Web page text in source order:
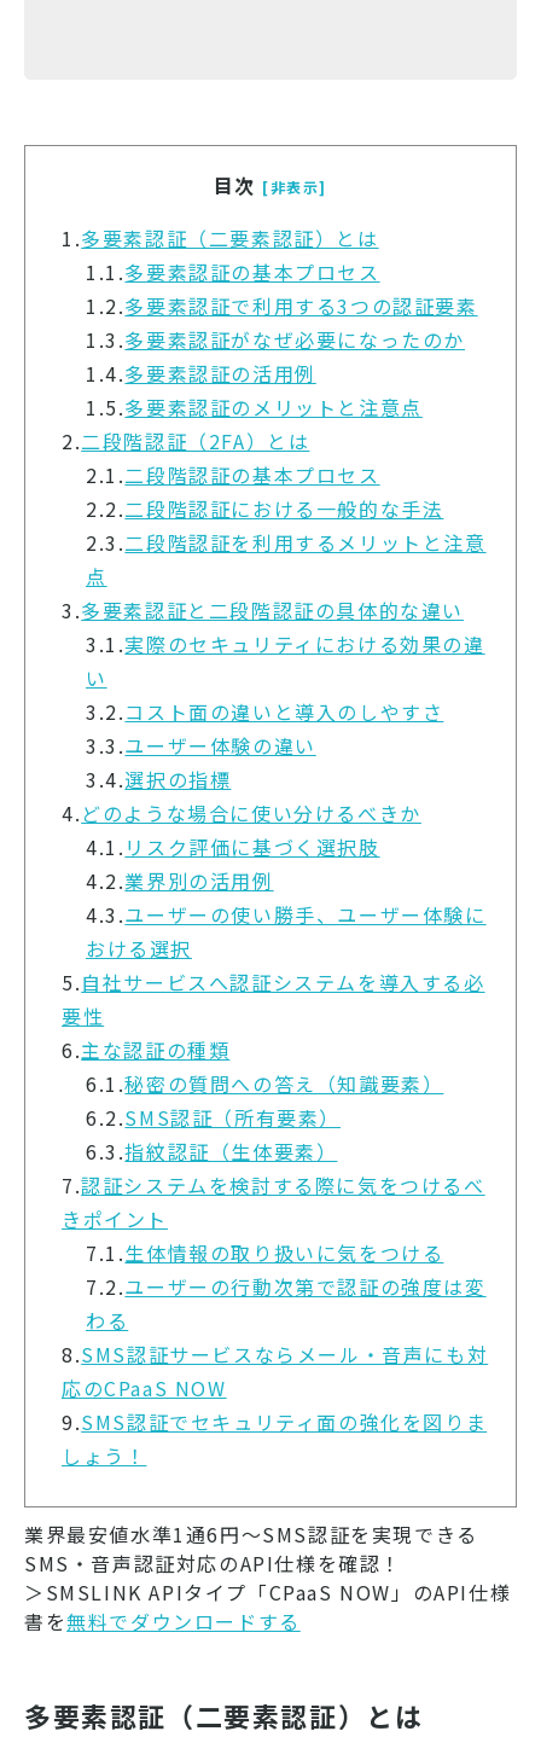
目次 [非表示]
1.多要素認証（二要素認証）とは
1.1.多要素認証の基本プロセス
1.2.多要素認証で利用する3つの認証要素
1.3.多要素認証がなぜ必要になったのか
1.4.多要素認証の活用例
1.5.多要素認証のメリットと注意点
2.二段階認証（2FA）とは
2.1.二段階認証の基本プロセス
2.2.二段階認証における一般的な手法
2.3.二段階認証を利用するメリットと注意
点
3.多要素認証と二段階認証の具体的な違い
3.1.実際のセキュリティにおける効果の違
い
3.2.コスト面の違いと導入のしやすさ
3.3.ユーザー体験の違い
3.4.選択の指標
4. どのような場合に使い分けるべきか
4.1. リスク評価に基づく選択肢
4.2.業界別の活用例
4.3.ユーザーの使い勝手、ユーザー体験に
おける選択
5.自社サービスへ認証システムを導入する必
要性
6.主な認証の種類
6.1.秘密の質問への答え（知識要素）
6.2.SMS認証（所有要素）
6.3.指紋認証（生体要素）
7.認証システムを検討する際に気をつけるべ
きポイント
7.1.生体情報の取り扱いに気をつける
7.2.ユーザーの行動次第で認証の強度は変
わる
8.SMS認証サービスならメール・音声にも対
応のCPaaS NOW
9.SMS認証でセキュリティ面の強化を図りま
しょう！
業界最安値水準1通6円～SMS認証を実現できる
SMS・音声認証対応のAPI仕様を確認！
＞SMSLINK APIタイプ「CPaaS NOW」のAPI仕様
書を無料でダウンロードする
多要素認証（二要素認証）とは